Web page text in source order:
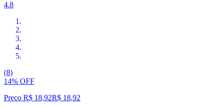
4.8
(8)
14% OFF
Preço R$ 18,92R$ 18,92